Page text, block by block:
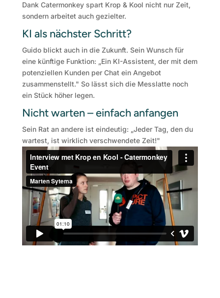
Dank Catermonkey spart Krop & Kool nicht nur Zeit,
sondern arbeitet auch gezielter.
KI als nächster Schritt?
Guido blickt auch in die Zukunft. Sein Wunsch für
eine künftige Funktion: „Ein KI-Assistent, der mit dem
potenziellen Kunden per Chat ein Angebot
zusammenstellt." So lässt sich die Messlatte noch
ein Stück höher legen.
Nicht warten – einfach anfangen
Sein Rat an andere ist eindeutig: „Jeder Tag, den du
wartest, ist wirklich verschwendete Zeit!"